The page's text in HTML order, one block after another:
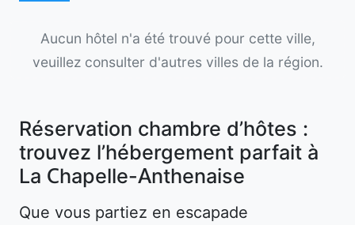
Aucun hôtel n'a été trouvé pour cette ville,
veuillez consulter d'autres villes de la région.
Réservation chambre d’hôtes :
trouvez l’hébergement parfait à
La Chapelle-Anthenaise
Que vous partiez en escapade